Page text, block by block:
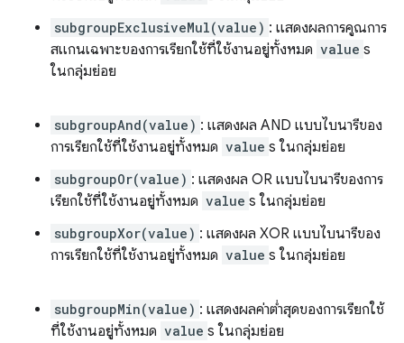
subgroupExclusiveMul(value) : แสดงผลการคูณการ
สแกนเฉพาะของการเรียกใช้ที่ใช้งานอยู่ทั้งหมด value s
ในกลุ่มย่อย
subgroupAnd(value) : แสดงผล AND แบบไบนารีของ
การเรียกใช้ที่ใช้งานอยู่ทั้งหมด value s ในกลุ่มย่อย
subgroupOr(value) : แสดงผล OR แบบไบนารีของการ
เรียกใช้ที่ใช้งานอยู่ทั้งหมด value s ในกลุ่มย่อย
subgroupXor(value) : แสดงผล XOR แบบไบนารีของ
การเรียกใช้ที่ใช้งานอยู่ทั้งหมด value s ในกลุ่มย่อย
subgroupMin(value) : แสดงผลค่าต่ำสุดของการเรียกใช้
ที่ใช้งานอยู่ทั้งหมด value s ในกลุ่มย่อย